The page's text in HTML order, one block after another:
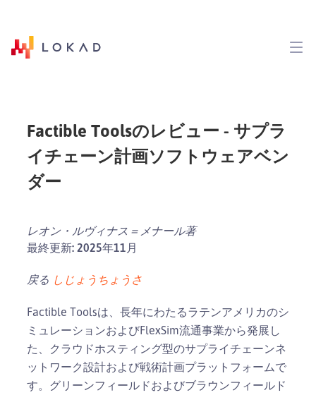
Factible Toolsのレビュー - サプラ
イチェーン計画ソフトウェアベン
ダー
レオン・ルヴィナス＝メナール著
最終更新: 2025年11月
戻る しじょうちょうさ
Factible Toolsは、長年にわたるラテンアメリカのシ
ミュレーションおよびFlexSim流通事業から発展し
た、クラウドホスティング型のサプライチェーンネ
ットワーク設計および戦術計画プラットフォームで
す。グリーンフィールドおよびブラウンフィールド